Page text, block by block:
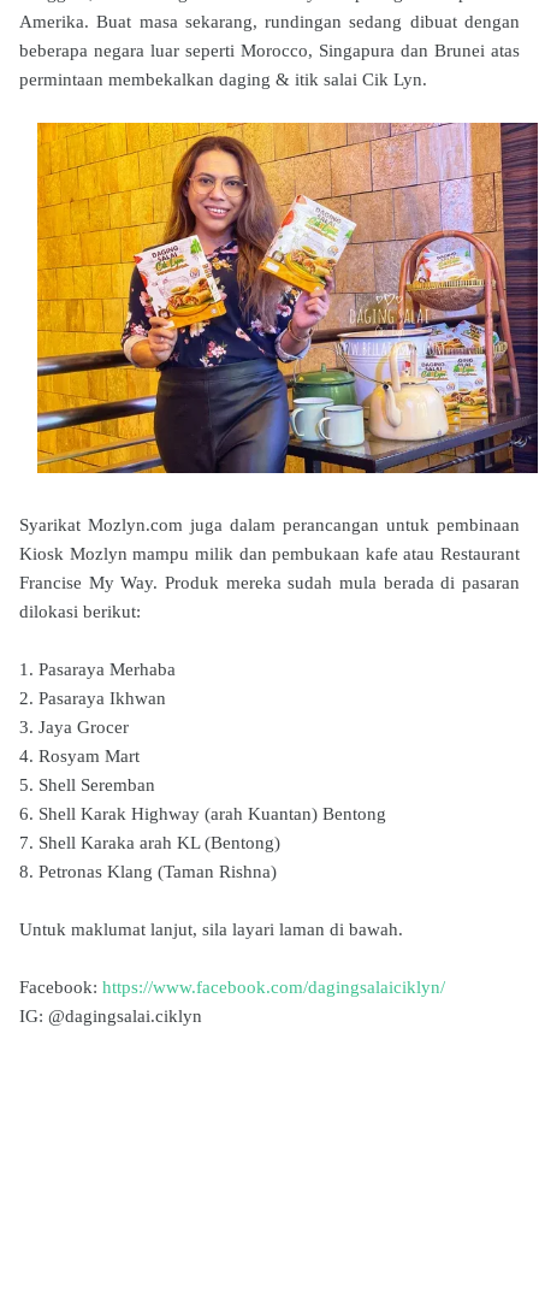
Amerika. Buat masa sekarang, rundingan sedang dibuat dengan
beberapa negara luar seperti Morocco, Singapura dan Brunei atas
permintaan membekalkan daging & itik salai Cik Lyn.
Syarikat Mozlyn.com juga dalam perancangan untuk pembinaan
Kiosk Mozlyn mampu milik dan pembukaan kafe atau Restaurant
Francise My Way. Produk mereka sudah mula berada di pasaran
dilokasi berikut:
1. Pasaraya Merhaba
2. Pasaraya Ikhwan
3. Jaya Grocer
4. Rosyam Mart
5. Shell Seremban
6. Shell Karak Highway (arah Kuantan) Bentong
7. Shell Karaka arah KL (Bentong)
8. Petronas Klang (Taman Rishna)
Untuk maklumat lanjut, sila layari laman di bawah.
Facebook: https://www.facebook.com/dagingsalaiciklyn/
IG: @dagingsalai.ciklyn